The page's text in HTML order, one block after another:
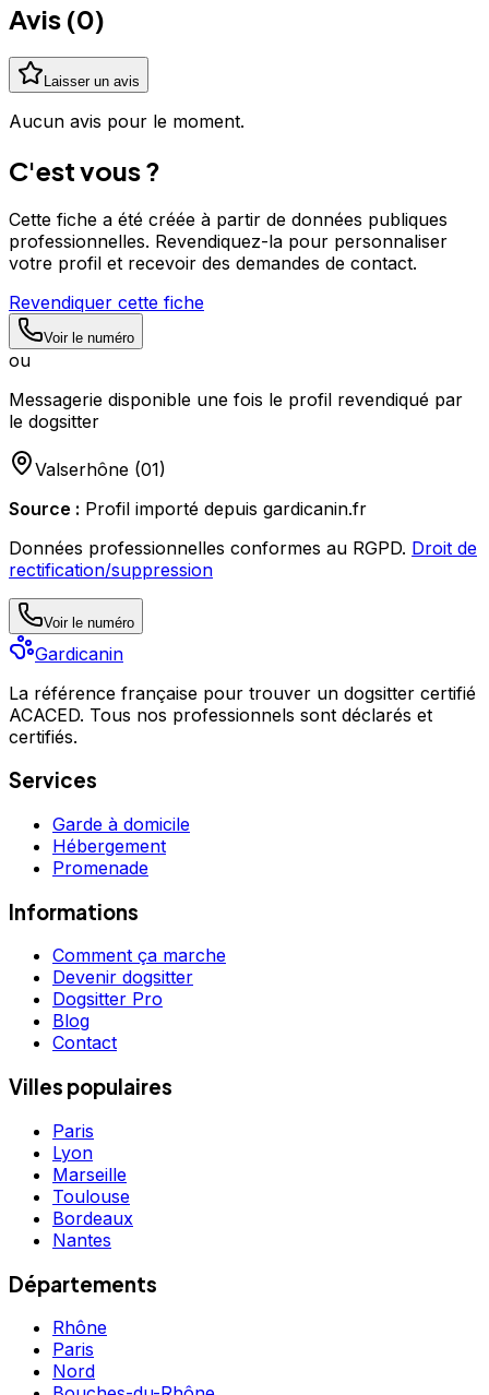
Avis (0)
Laisser un avis
Aucun avis pour le moment.
C'est vous ?
Cette fiche a été créée à partir de données publiques
professionnelles. Revendiquez-la pour personnaliser
votre profil et recevoir des demandes de contact.
Revendiquer cette fiche
Voir le numéro
ou
Messagerie disponible une fois le profil revendiqué par
le dogsitter
Valserhône (01)
Source : Profil importé depuis gardicanin.fr
Données professionnelles conformes au RGPD. Droit de
rectification/suppression
Voir le numéro
Gardicanin
La référence française pour trouver un dogsitter certifié
ACACED. Tous nos professionnels sont déclarés et
certifiés.
Services
Garde à domicile
Hébergement
Promenade
Informations
Comment ça marche
Devenir dogsitter
Dogsitter Pro
Blog
Contact
Villes populaires
Paris
Lyon
Marseille
Toulouse
Bordeaux
Nantes
Départements
Rhône
Paris
Nord